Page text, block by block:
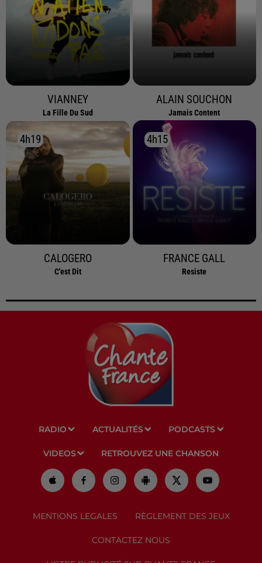
VIANNEY
La Fille Du Sud
ALAIN SOUCHON
Jamais Content
4h19
4h19
CALOGERO
C'est Dit
4h15
4h15
FRANCE GALL
Resiste
RADIO ACTUALITÉS PODCASTS
VIDEOS RETROUVEZ UNE CHANSON
MENTIONS LEGALES RÈGLEMENT DES JEUX
CONTACTEZ NOUS